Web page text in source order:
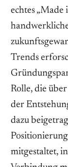
echtes
Trends
Rolle, die
der
dazu
mitgestaltet,